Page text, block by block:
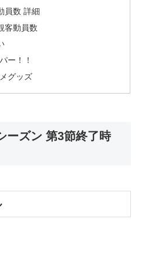
員数 詳細
客動員数
ー！！
グッズ
ーズン 第3節終了時